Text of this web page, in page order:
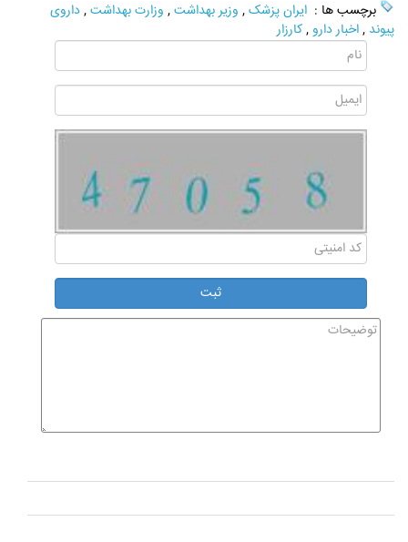
برچسب ها : ایران پزشک, وزیر بهداشت, وزارت بهداشت,داروی
پیوند ,اخبار دارو ,کارزار